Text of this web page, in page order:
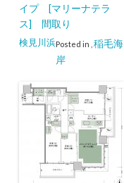
イプ [マリーナテラ
ス] 間取り
Posted in
検見川浜
稲毛海
岸